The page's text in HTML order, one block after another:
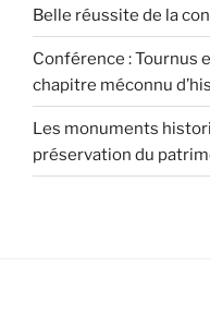
Belle réussite de la
Conférence : Tournus
chapitre méconnu
Les monuments
préservation du